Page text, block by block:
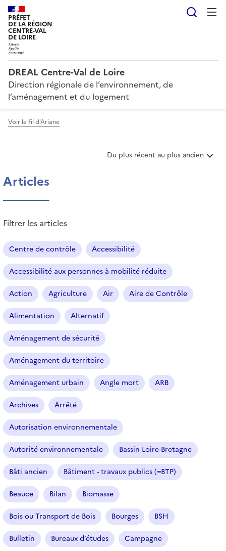
PRÉFET
DE LA RÉGION
CENTRE-VAL
DE LOIRE
DREAL Centre-Val de Loire
Direction régionale de l’environnement, de
l’aménagement et du logement
Voir le fil d'Ariane
T
t
i
c
l
e
Du plus récent au plus ancien
Articles
Filtrer les articles
Centre de contrôle Accessibilité
Accessibilité aux personnes à mobilité réduite
Action Agriculture Air Aire de Contrôle
Alimentation Alternatif
Aménagement de sécurité
Aménagement du territoire
Aménagement urbain Angle mort ARB
Archives Arrêté
Autorisation environnementale
Autorité environnementale Bassin Loire-Bretagne
Bâti ancien Bâtiment - travaux publics (=BTP)
Beauce Bilan Biomasse
Bois ou Transport de Bois Bourges BSH
Bulletin Bureaux d’études Campagne